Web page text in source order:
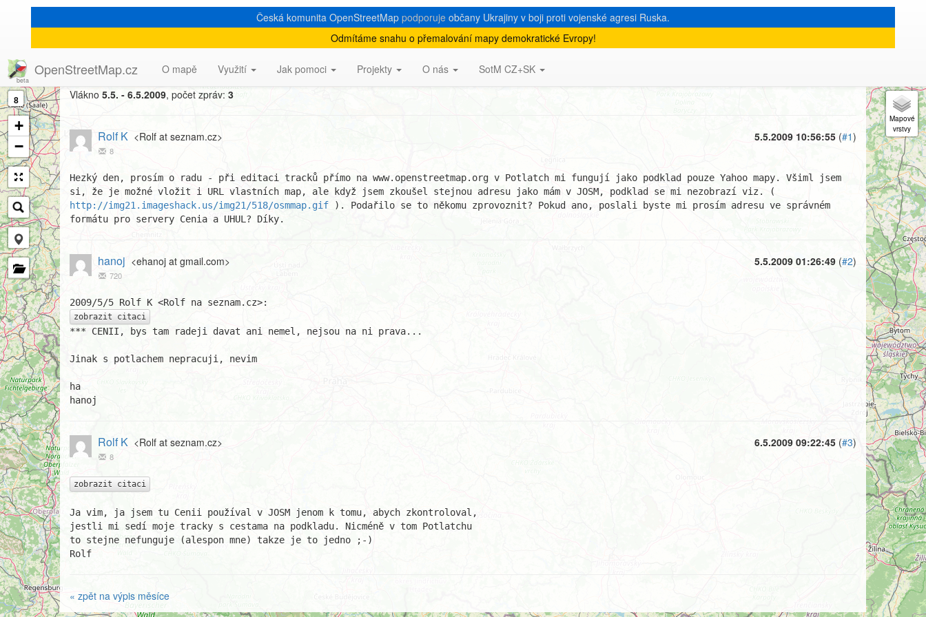
Česká komunita OpenStreetMap podporuje občany Ukrajiny v boji proti vojenské agresi Ruska.
Odmítáme snahu o přemalování mapy demokratické Evropy!
OpenStreetMap.cz O mapě Využití Jak pomoci Projekty O nás SotM CZ+SK
8
+
−
[Talk-cz] Potlatch a podkladové mapy
Vlákno 5.5. - 6.5.2009, počet zpráv: 3
5.5.2009 10:56:55 (#1)
Rolf K <Rolf at seznam.cz>
8
Hezký den, prosím o radu - při editaci tracků přímo na www.openstreetmap.org v Potlatch mi fungují jako podklad pouze Yahoo mapy. Všiml jsem
http://img21.imageshack.us/img21/518/osmmap.gif ). Podařilo se to někomu zprovoznit? Pokud ano, poslali byste mi prosím adresu ve správném
formátu pro servery Cenia a UHUL? Díky.
5.5.2009 01:26:49 (#2)
hanoj <ehanoj at gmail.com>
720
zobrazit citaci
*** CENII, bys tam radeji davat ani nemel, nejsou na ni prava...
Jinak s potlachem nepracuji, nevim
ha
hanoj
6.5.2009 09:22:45 (#3)
Rolf K <Rolf at seznam.cz>
8
zobrazit citaci
Ja vim, ja jsem tu Cenii používal v JOSM jenom k tomu, abych zkontroloval,
jestli mi sedí moje tracky s cestama na podkladu. Nicméně v tom Potlatchu
to stejne nefunguje (alespon mne) takze je to jedno ;-)
Rolf
« zpět na výpis měsíce